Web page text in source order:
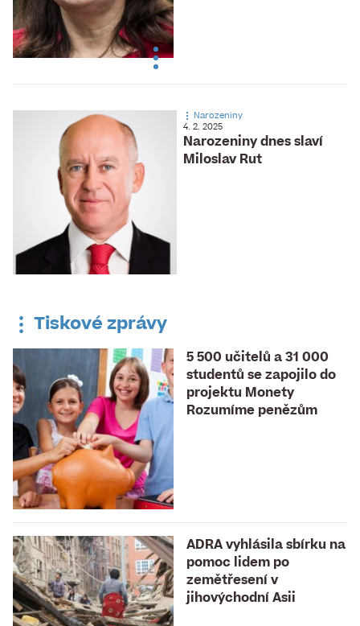
Narozeniny dnes slaví
Miloslav Rut
Narozeniny
4. 2. 2025
Tiskové zprávy
5 500 učitelů a 31 000
studentů se zapojilo do
projektu Monety
Rozumíme penězům
ADRA vyhlásila sbírku na
pomoc lidem po
zemětřesení v
jihovýchodní Asii